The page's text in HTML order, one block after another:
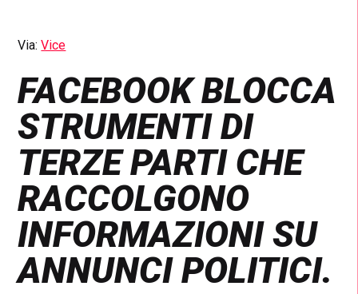
Via:Vice
FACEBOOK BLOCCA
STRUMENTI DI
TERZE PARTI CHE
RACCOLGONO
INFORMAZIONI SU
ANNUNCI POLITICI.